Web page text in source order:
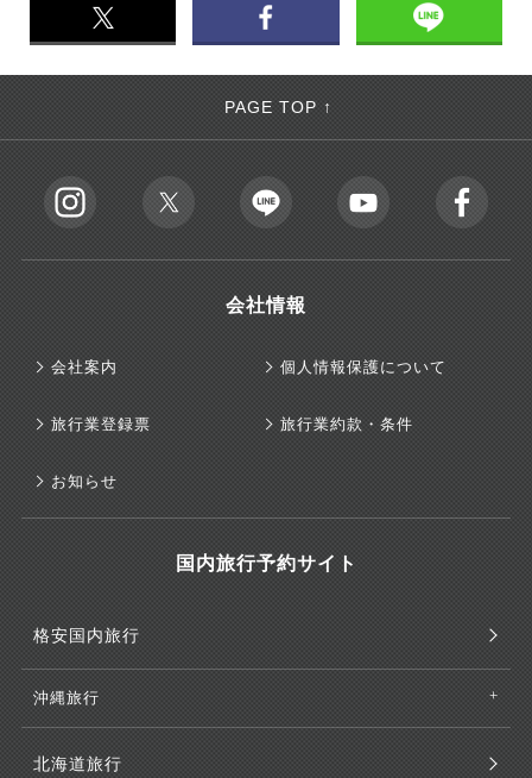
PAGE TOP ↑
会社情報
会社案内 個人情報保護について
旅行業登録票 旅行業約款・条件
お知らせ
国内旅行予約サイト
格安国内旅行
沖縄旅行
北海道旅行